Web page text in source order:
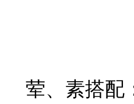
荤、素搭配